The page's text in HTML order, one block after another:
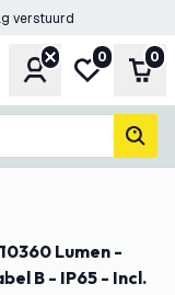
verstuurd
Account
Mijn
0 0
B - IP65 - Incl.